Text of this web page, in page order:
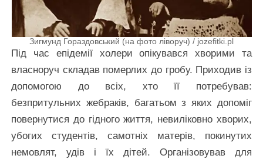
Зигмунд Гораздовський (на фото ліворуч) / jozefitki.pl
Під час епідемії холери опікувався хворими та
власноруч складав померлих до гробу. Приходив із
допомогою до всіх, хто її потребував:
безпритульних жебраків, багатьом з яких допоміг
повернутися до гідного життя, невиліковно хворих,
убогих студентів, самотніх матерів, покинутих
немовлят, удів і їх дітей. Організовував для